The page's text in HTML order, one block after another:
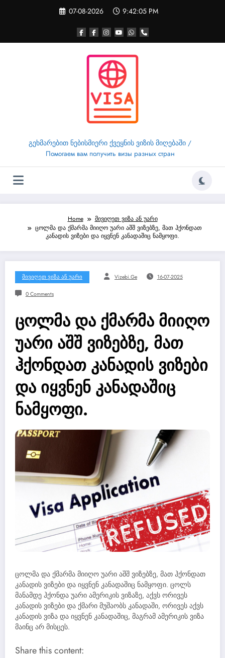
07-08-2026 9:42:06 PM
გეხმარებით ნებისმიერი ქვეყნის ვიზის მიღებაში /
Помогаем вам получить визы разных стран
Home
მივიღეთ ვიზა ან უარი
ცოლმა და ქმარმა მიიღო უარი აშშ ვიზებზე, მათ ჰქონდათ
კანადის ვიზები და იყვნენ კანადაშიც ნამყოფი.
Მივიღეთ Ვიზა Ან Უარი Vizebi.ge 16-07-2025
0 Comments
ცოლმა და ქმარმა მიიღო
უარი აშშ ვიზებზე, მათ
ჰქონდათ კანადის ვიზები
და იყვნენ კანადაშიც
ნამყოფი.
ცოლმა და ქმარმა მიიღო უარი აშშ ვიზებზე, მათ ჰქონდათ
კანადის ვიზები და იყვნენ კანადაშიც ნამყოფი. ცოლს
მანამდე ჰქონდა უარი ამერიკის ვიზაზე, აქვს ორივეს
კანადის ვიზები და ქმარი მუშაობს კანადაში, ორივეს აქვს
კანადის ვიზა და იყვნენ კანადაშიც, მაგრამ ამერიკის ვიზა
მაინც არ მისცეს.
Share this content: